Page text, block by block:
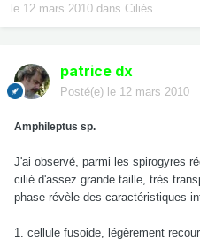
le 12 mars 2010 dans Ciliés.
patrice dx
Posté(e) le 12 mars 2010
Amphileptus sp.
J'ai observé, parmi les spirogyres
cilié d'assez grande taille, très
phase révèle des caractéristiques
1. cellule fusoide, légèrement